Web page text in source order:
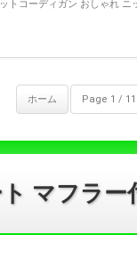
ットコーディガン おしゃれ ニ
ホーム Page 1 / 11
マフラー